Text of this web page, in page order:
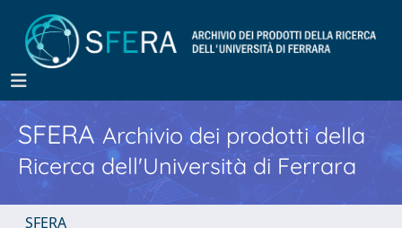
SFERA Archivio dei prodotti della
Ricerca dell'Università di Ferrara
SFERA